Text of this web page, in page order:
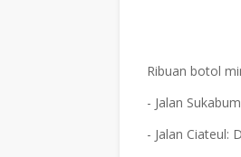
Ribuan botol
- Jalan
- Jalan Ciateul: